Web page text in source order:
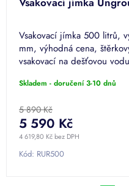
Vsakovací jímka 500 litrů,
mm, výhodná cena,
vsakovací na dešťovou vodu
Skladem - doručení 3-10 dnů
5 890 Kč
4 619,80 Kč bez DPH
5 590 Kč
Kód: RUR500